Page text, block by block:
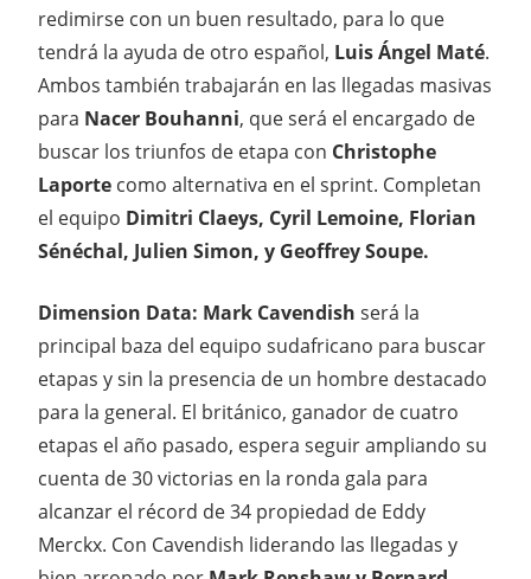
redimirse con un buen resultado, para lo que
tendrá la ayuda de otro español, Luis Ángel Maté.
Ambos también trabajarán en las llegadas masivas
para Nacer Bouhanni, que será el encargado de
buscar los triunfos de etapa con Christophe
Laporte como alternativa en el sprint. Completan
el equipo Dimitri Claeys, Cyril Lemoine, Florian
Sénéchal, Julien Simon, y Geoffrey Soupe.
Dimension Data: Mark Cavendish será la
principal baza del equipo sudafricano para buscar
etapas y sin la presencia de un hombre destacado
para la general. El británico, ganador de cuatro
etapas el año pasado, espera seguir ampliando su
cuenta de 30 victorias en la ronda gala para
alcanzar el récord de 34 propiedad de Eddy
Merckx. Con Cavendish liderando las llegadas y